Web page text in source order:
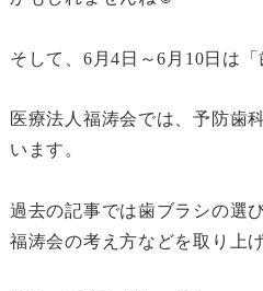
そして、6月4日～6月10日は
医療法人福涛会では、予防歯
います。
過去の記事では歯ブラシの選
福涛会の考え方などを取り上